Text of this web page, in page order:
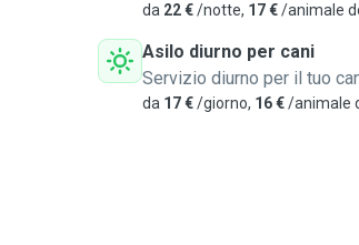
Mi piace stimolare i vostri cani
sacco, daremo
un'occhiata a tutti i nuovi odori del
parco vicino a casa mia.
tenere in considerazione. Se
assumere medicine. Sono felice
da 22 €/notte, 17 €/animale
Asilo diurno per cani
Servizio diurno per il tuo
da 17 €/giorno, 16 €/animale